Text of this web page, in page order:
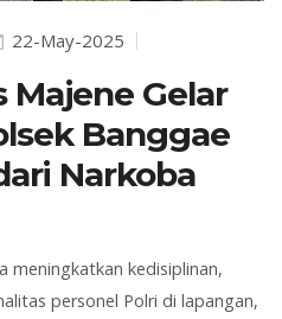
22-May-2025
Majene Gelar
Banggae
Narkoba
meningkatkan kedisiplinan,
personel Polri di lapangan,